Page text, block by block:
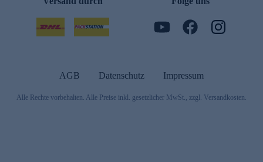
AGB Datenschutz Impressum
Alle Rechte vorbehalten. Alle Preise inkl. gesetzlicher MwSt., zzgl. Versandkosten.